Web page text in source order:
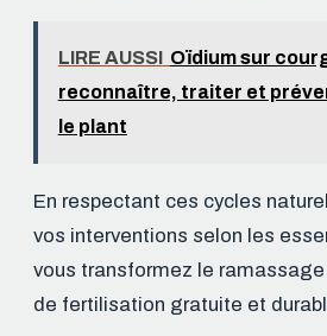
LIRE AUSSI Oïdium sur
reconnaître, traiter et
le plant
En respectant ces cycles
vos interventions selon les
vous transformez le
de fertilisation gratuite et